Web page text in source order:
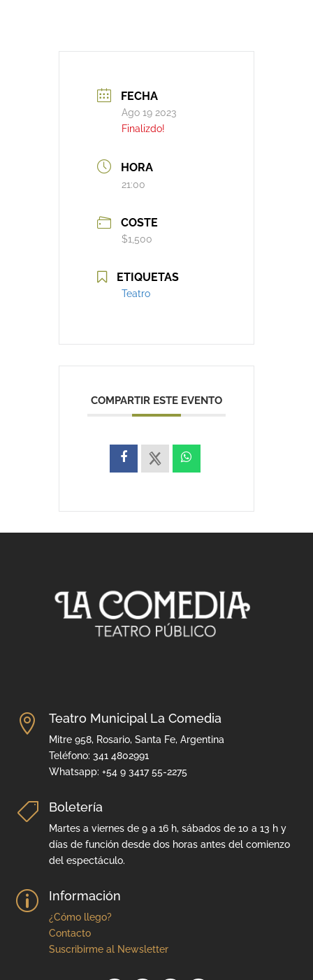
FECHA
Ago 19 2023
Finalizdo!
HORA
21:00
COSTE
$1,500
ETIQUETAS
Teatro
COMPARTIR ESTE EVENTO
 Teatro Municipal La Comedia
Mitre 958, Rosario, Santa Fe, Argentina
Teléfono: 341 4802991
Whatsapp: +54 9 3417 55-2275
 Boletería
Martes a viernes de 9 a 16 h, sábados de 10 a 13 h y
días de función desde dos horas antes del comienzo
del espectáculo.
p Información
¿Cómo llego?
Contacto
Suscribirme al Newsletter